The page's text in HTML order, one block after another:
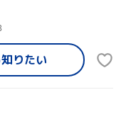
知りたい